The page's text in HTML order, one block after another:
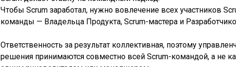
Чтобы Scrum заработал, нужно вовлечение всех участников
команды — Владельца Продукта, Scrum-мастера и
Ответственность за результат коллективная, поэтому
решения принимаются совместно всей Scrum-командой, а не